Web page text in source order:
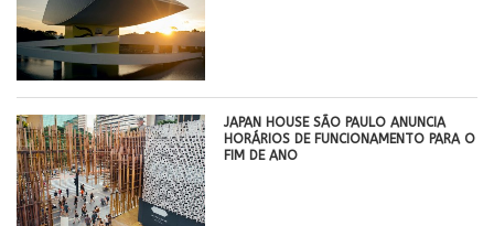
JAPAN HOUSE SÃO PAULO ANUNCIA
HORÁRIOS DE FUNCIONAMENTO PARA O
FIM DE ANO